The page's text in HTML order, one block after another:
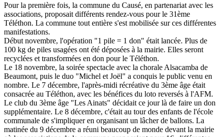
Pour la première fois, la commune du Causé, en partenariat avec les
associations, proposait différents rendez-vous pour le 31ème
Téléthon. La commune tout entière s'est mobilisée sur ces différentes
manifestations.
Début novembre, l'opération "1 pile = 1 don" était lancée. Plus de
100 kg de piles usagées ont été déposées à la mairie. Elles seront
recyclées et transformées en don pour le Téléthon.
Le 18 novembre, la soirée spectacle avec la chorale Alsacamba de
Beaumont, puis le duo "Michel et Joël" a conquis le public venu en
nombre. Le 7 décembre, l'après-midi récréative du 3ème âge était
consacrée au Téléthon, avec les bénéfices du loto reversés à l'AFM.
Le club du 3ème âge "Les Ainats" décidait ce jour là de faire un don
supplémentaire. Le 8 décembre, c'était au tour des enfants de l'école
communale de s'impliquer en organisant un lâcher de ballons. La
matinée du 9 décembre a réuni beaucoup de monde devant la mairie